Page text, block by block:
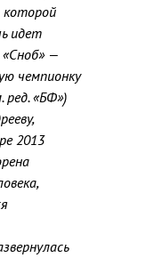
которой
идет
—
чемпионку
ред. «БФ»)
,
2013
,